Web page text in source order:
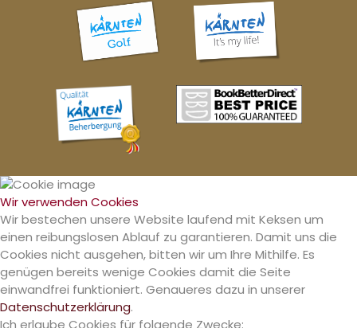
Wir verwenden Cookies
Wir bestechen unsere Website laufend mit Keksen um
einen reibungslosen Ablauf zu garantieren. Damit uns die
Cookies nicht ausgehen, bitten wir um Ihre Mithilfe. Es
genügen bereits wenige Cookies damit die Seite
einwandfrei funktioniert. Genaueres dazu in unserer
Datenschutzerklärung.
Ich erlaube Cookies für folgende Zwecke: